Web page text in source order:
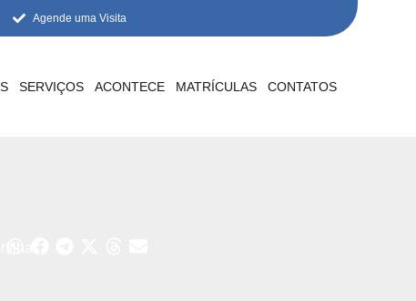
Agende uma Visita
SERVIÇOS ACONTECE MATRÍCULAS CONTATOS